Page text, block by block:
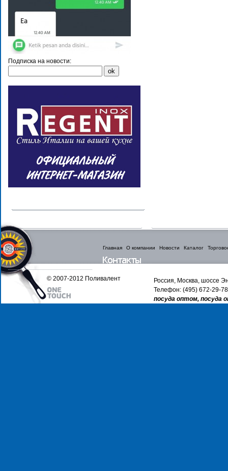
Подписка на новости:
Главная О компании Новости Каталог
Россия, Москва, шоссе
Телефон: (495) 672-29-
посуда оптом, посуда
© 2007-2012 Поливалент